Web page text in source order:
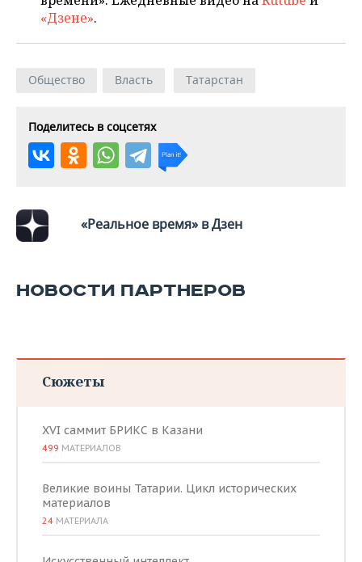
«Дзене».
Общество Власть Татарстан
Поделитесь в соцсетях
«Реальное время» в Дзен
НОВОСТИ ПАРТНЕРОВ
Сюжеты
XVI саммит БРИКС в Казани
499 МАТЕРИАЛОВ
Великие воины Татарии. Цикл исторических
материалов
24 МАТЕРИАЛА